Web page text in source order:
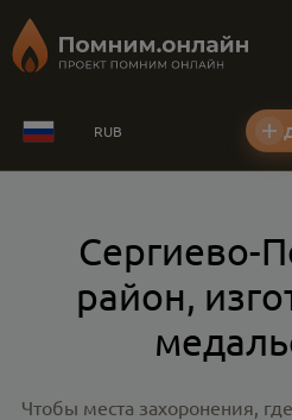
RUB
Сергиево-
район,
Чтобы места захоронения,